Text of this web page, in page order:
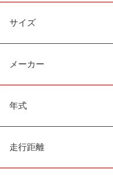
サイズ
メーカー
年式
走行距離